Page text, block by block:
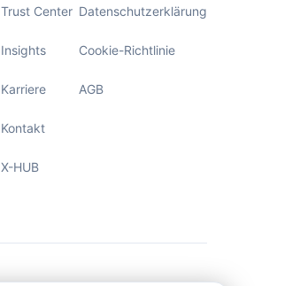
Trust Center
Insights
Karriere
Kontakt
X-HUB
Datenschutzerklärung
Cookie-Richtlinie
AGB